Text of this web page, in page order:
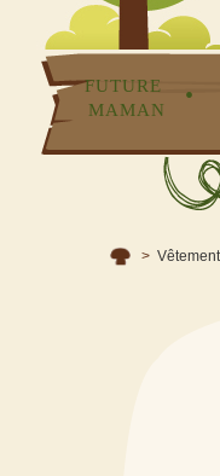
FUTURE
MAMAN
•
>